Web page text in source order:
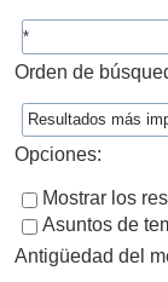
Orden de
Opciones:
Mostrar los
Asuntos de
Antigüedad del